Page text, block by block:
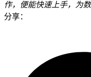
作，便能快速上手，为
分享：